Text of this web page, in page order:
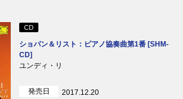
CD
ショパン＆リスト：ピアノ協奏曲第1番 [SHM-
CD]
ユンディ・リ
発売日
2017.12.20